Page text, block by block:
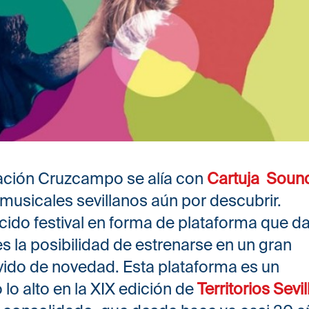
Cruzcampo se alía con Cartuja
sevillanos aún por descubrir.
festival en forma de plataforma que
la posibilidad de estrenarse en un gran
de novedad. Esta plataforma es un
alto en la XIX edición deTerritorios